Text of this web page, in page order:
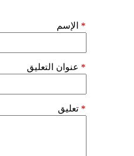
الإسم *
عنوان التعليق *
تعليق *